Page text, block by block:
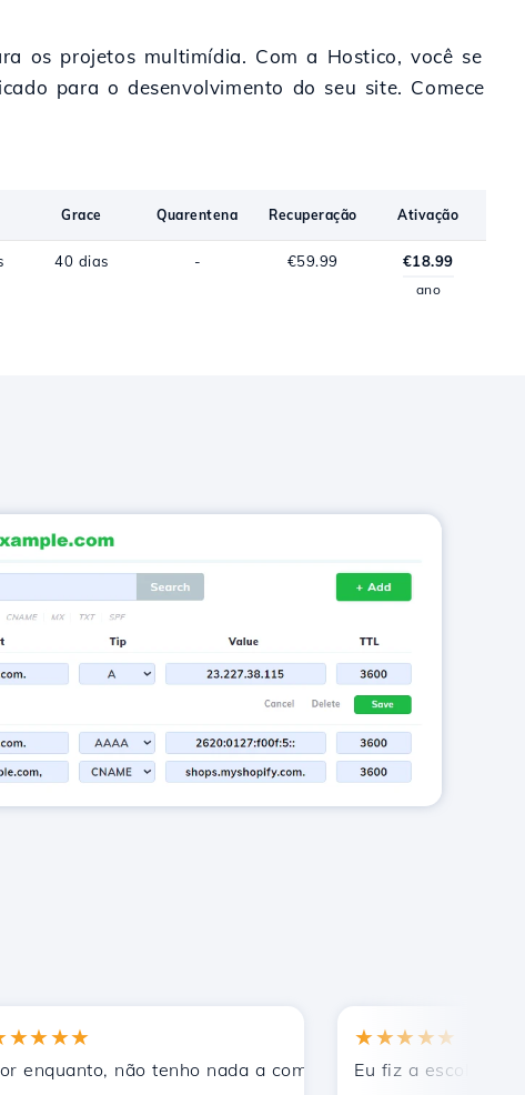
os projetos multimídia. Com a Hostico, você se
para o desenvolvimento do seu site. Comece
Grace Quarentena Recuperação Ativação
40 dias - €59.99 €18.99
ano
não tenho nada a comentar, apenas a apreciar.
★★★★★
Eu fiz a escolha certa